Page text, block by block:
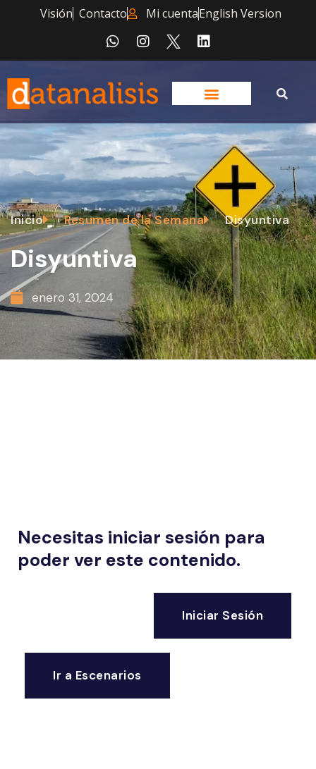
Visión Contacto Mi cuentaEnglish Version
Inicio Resumen de la Semana Disyuntiva
Disyuntiva
enero 31, 2024
Necesitas iniciar sesión para
poder ver este contenido.
Iniciar Sesión
Ir a Escenarios